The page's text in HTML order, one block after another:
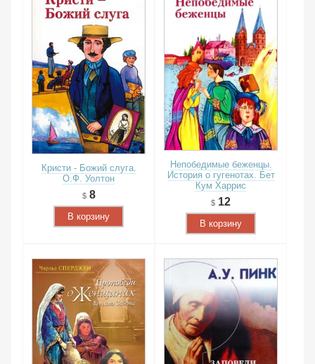
Кристи - Божий слуга.
О.Ф. Уолтон
8
В корзину
Непобедимые беженцы.
История о гугенотах. Бет
Кум Харрис
12
В корзину